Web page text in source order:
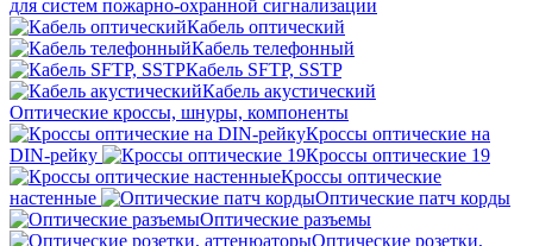
для систем пожарно-охранной сигнализации
Кабель оптический
Кабель телефонный
Кабель SFTP, SSTP
Кабель акустический
Оптические кроссы, шнуры, компоненты
Кроссы оптические на
DIN-рейку
Кроссы оптические 19
Кроссы оптические
настенные
Оптические патч корды
Оптические разъемы
Оптические розетки,